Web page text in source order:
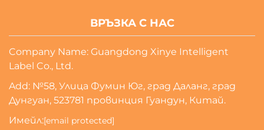
ВРЪЗКА С НАС
Company Name: Guangdong Xinye Intelligent
Label Co., Ltd.
Add: №58, Улица Фумин Юг, град Даланг, град
Дунгуан, 523781 провинция Гуандун, Китай.
Имейл:[email protected]